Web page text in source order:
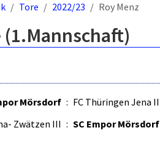
Tore 2022/23 Roy Menz
(1.Mannschaft)
Mörsdorf : FC Thüringen Jena II
Zwätzen III : SC Empor Mörsdorf